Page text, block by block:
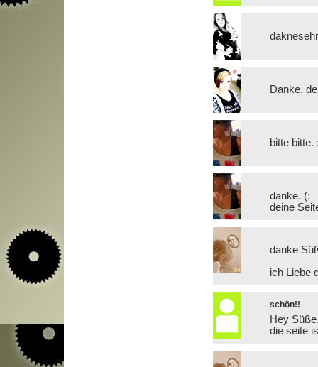
Danke,
bitte bitte.
danke. (:
deine
danke
ich Liebe
schön!!
Hey
die seite